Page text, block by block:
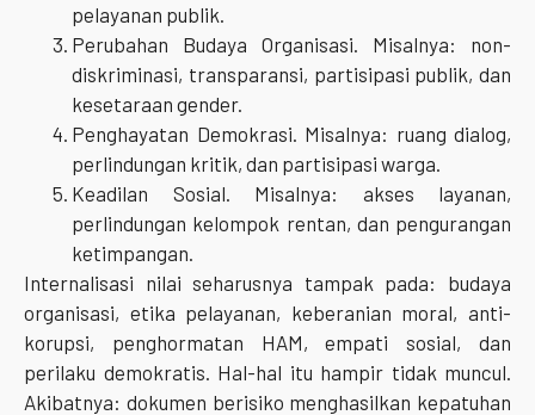
pelayanan publik.
Perubahan Budaya Organisasi. Misalnya: non-
diskriminasi, transparansi, partisipasi publik, dan
kesetaraan gender.
Penghayatan Demokrasi. Misalnya: ruang dialog,
perlindungan kritik, dan partisipasi warga.
Keadilan Sosial. Misalnya: akses layanan,
perlindungan kelompok rentan, dan pengurangan
ketimpangan.
Internalisasi nilai seharusnya tampak pada: budaya
organisasi, etika pelayanan, keberanian moral, anti-
korupsi, penghormatan HAM, empati sosial, dan
perilaku demokratis. Hal-hal itu hampir tidak muncul.
Akibatnya: dokumen berisiko menghasilkan kepatuhan